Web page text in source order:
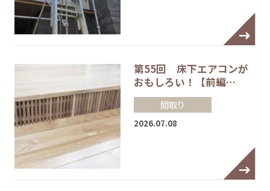
第55回 床下エアコンが
おもしろい！【前編…
間取り
2026.07.08